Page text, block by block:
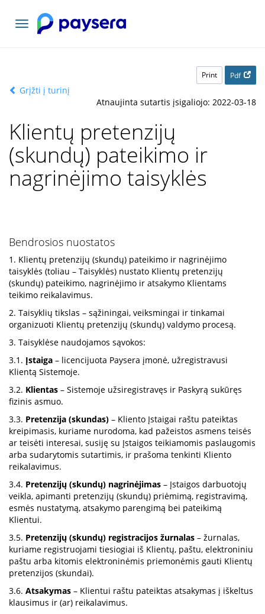
Toggle
navigation
Print Pdf
Grįžti į turinį
Atnaujinta sutartis įsigaliojo: 2022-03-18
Klientų pretenzijų
(skundų) pateikimo ir
nagrinėjimo taisyklės
Bendrosios nuostatos
1. Klientų pretenzijų (skundų) pateikimo ir nagrinėjimo
taisyklės (toliau – Taisyklės) nustato Klientų pretenzijų
(skundų) pateikimo, nagrinėjimo ir atsakymo Klientams
teikimo reikalavimus.
2. Taisyklių tikslas – sąžiningai, veiksmingai ir tinkamai
organizuoti Klientų pretenzijų (skundų) valdymo procesą.
3. Taisyklėse naudojamos sąvokos:
3.1. Įstaiga – licencijuota Paysera įmonė, užregistravusi
Klientą Sistemoje.
3.2. Klientas – Sistemoje užsiregistravęs ir Paskyrą sukūręs
fizinis asmuo.
3.3. Pretenzija (skundas) – Kliento Įstaigai raštu pateiktas
kreipimasis, kuriame nurodoma, kad pažeistos asmens teisės
ar teisėti interesai, susiję su Įstaigos teikiamomis paslaugomis
arba sudarytomis sutartimis, ir prašoma tenkinti Kliento
reikalavimus.
3.4. Pretenzijų (skundų) nagrinėjimas – Įstaigos darbuotojų
veikla, apimanti pretenzijų (skundų) priėmimą, registravimą,
esmės nustatymą, atsakymo parengimą bei pateikimą
Klientui.
3.5. Pretenzijų (skundų) registracijos žurnalas – žurnalas,
kuriame registruojami tiesiogiai iš Klientų, paštu, elektroniniu
paštu arba kitomis elektroninėmis priemonėmis gauti Klientų
pretenzijos (skundai).
3.6. Atsakymas – Klientui raštu pateiktas atsakymas į iškeltus
klausimus ir (ar) reikalavimus.